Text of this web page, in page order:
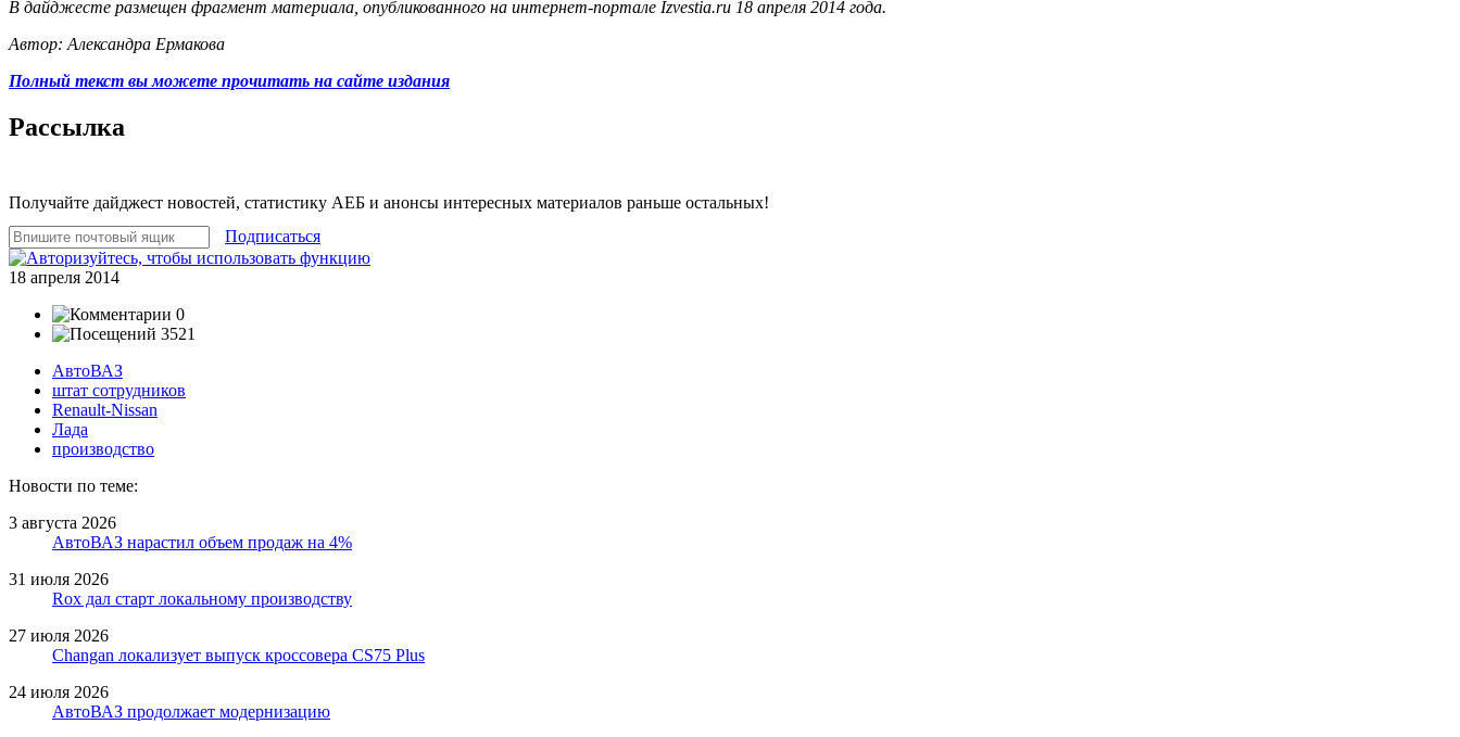
В дайджесте размещен фрагмент материала, опубликованного на интернет-портале Izvestia.ru 18 апреля 2014 года.
Автор: Александра Ермакова
Полный текст вы можете прочитать на сайте издания
Рассылка
Получайте дайджест новостей, статистику АЕБ и анонсы интересных материалов раньше остальных!
Подписаться
18 апреля 2014
0
3521
АвтоВАЗ
штат сотрудников
Renault-Nissan
Лада
производство
Новости по теме:
3 августа 2026
АвтоВАЗ нарастил объем продаж на 4%
31 июля 2026
Rox дал старт локальному производству
27 июля 2026
Changan локализует выпуск кроссовера CS75 Plus
24 июля 2026
АвтоВАЗ продолжает модернизацию